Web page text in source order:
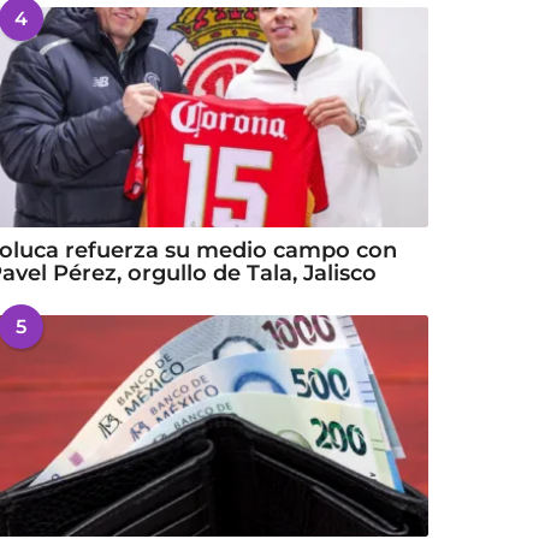
4
refuerza su medio campo con
Pérez, orgullo de Tala, Jalisco
5